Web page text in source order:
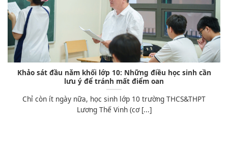
Khảo sát đầu năm khối lớp 10: Những điều học sinh cần
lưu ý để tránh mất điểm oan
Chỉ còn ít ngày nữa, học sinh lớp 10 trường THCS&THPT
Lương Thế Vinh (cơ [...]